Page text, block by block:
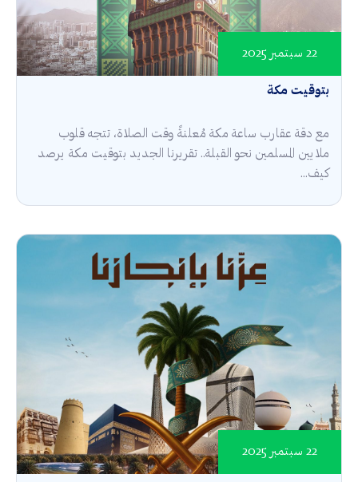
بتوقيت مكة
22 سبتمبر 2025
مع دقة عقارب ساعة مكة مُعلنةً وقت الصلاة، تتجه قلوب
ملايين المسلمين نحو القبلة.. تقريرنا الجديد بتوقيت مكة يرصد
كيف...
22 سبتمبر 2025